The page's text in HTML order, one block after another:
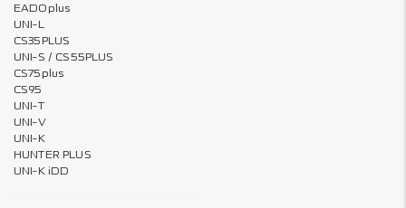
EADOplus
UNI-L
CS35PLUS
UNI-S / CS55PLUS
CS75plus
CS95
UNI-T
UNI-V
UNI-K
HUNTER PLUS
UNI-K iDD